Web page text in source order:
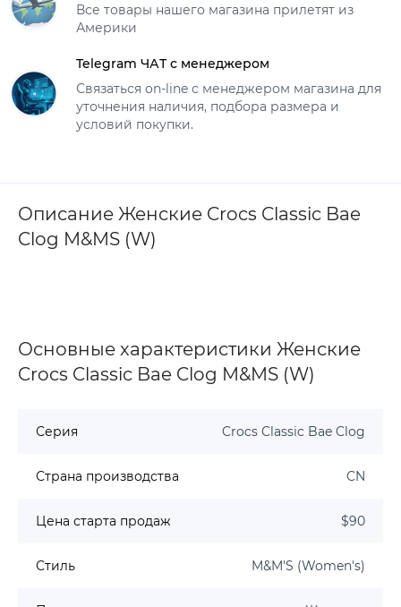
Все товары нашего магазина прилетят из
Америки
Telegram ЧАТ с менеджером
Связаться on-line с менеджером магазина для
уточнения наличия, подбора размера и
условий покупки.
Описание Женские Crocs Classic Bae
Clog M&MS (W)
Основные характеристики Женские
Crocs Classic Bae Clog M&MS (W)
Серия Crocs Classic Bae Clog
Страна производства CN
Цена старта продаж $90
Стиль M&M'S (Women's)